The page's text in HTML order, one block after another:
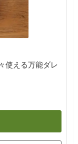
使える万能ダレ